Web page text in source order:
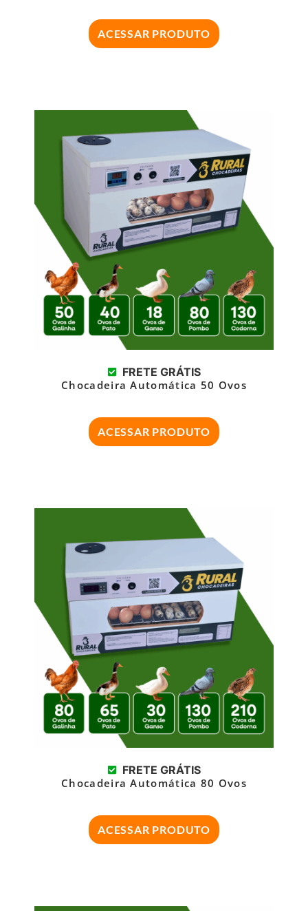
ACESSAR PRODUTO
FRETE GRÁTIS
Chocadeira Automática 50 Ovos
ACESSAR PRODUTO
FRETE GRÁTIS
Chocadeira Automática 80 Ovos
ACESSAR PRODUTO